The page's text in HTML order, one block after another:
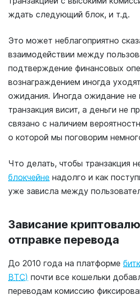
ждать следующий блок, и т.д.
Это может неблагоприятно
взаимодействии между
подтверждение финансовых
вознаграждением иногда
ожидания. Иногда ожидание не
транзакция висит, а деньги не
связано с наличием
о которой мы поговорим
Что делать, чтобы транзакция
блокчейне надолго и как
уже зависла между
Зависание
отправке перевода
До 2010 года на платформе
BTC) почти все кошельки
переводам комиссию